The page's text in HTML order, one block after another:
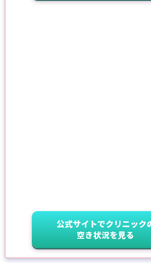
公式サイトでクリニック
空き状況を見る